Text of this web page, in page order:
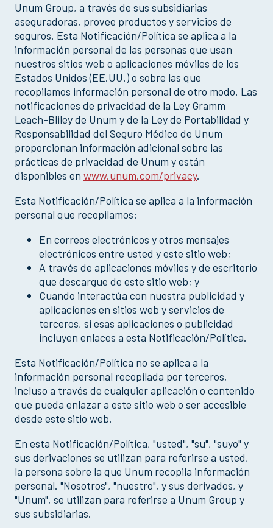
Unum Group, a través de sus subsidiarias
aseguradoras, provee productos y servicios de
seguros. Esta Notificación/Política se aplica a la
información personal de las personas que usan
nuestros sitios web o aplicaciones móviles de los
Estados Unidos (EE.UU.) o sobre las que
recopilamos información personal de otro modo. Las
notificaciones de privacidad de la Ley Gramm
Leach-Bliley de Unum y de la Ley de Portabilidad y
Responsabilidad del Seguro Médico de Unum
proporcionan información adicional sobre las
prácticas de privacidad de Unum y están
disponibles en www.unum.com/privacy.
Esta Notificación/Política se aplica a la información
personal que recopilamos:
En correos electrónicos y otros mensajes
electrónicos entre usted y este sitio web;
A través de aplicaciones móviles y de escritorio
que descargue de este sitio web; y
Cuando interactúa con nuestra publicidad y
aplicaciones en sitios web y servicios de
terceros, si esas aplicaciones o publicidad
incluyen enlaces a esta Notificación/Política.
Esta Notificación/Política no se aplica a la
información personal recopilada por terceros,
incluso a través de cualquier aplicación o contenido
que pueda enlazar a este sitio web o ser accesible
desde este sitio web.
En esta Notificación/Política, "usted", "su", "suyo" y
sus derivaciones se utilizan para referirse a usted,
la persona sobre la que Unum recopila información
personal. "Nosotros", "nuestro", y sus derivados, y
"Unum", se utilizan para referirse a Unum Group y
sus subsidiarias.